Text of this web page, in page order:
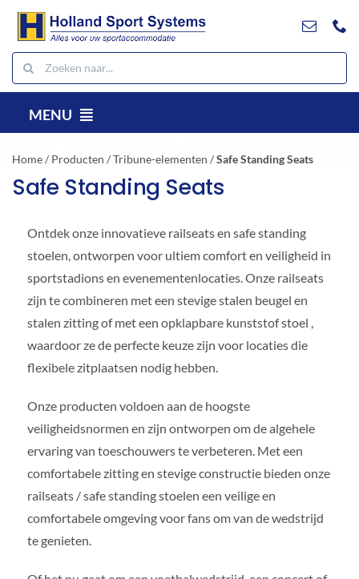
inhoud
Zoeken
naar:
MENU
Producten
Referenties
Contact
Zoeken
naar:
Home/ Producten /Tribune-elementen /Safe Standing Seats
Safe Standing Seats
Ontdek onze innovatieve railseats en safe standing
stoelen, ontworpen voor ultiem comfort en veiligheid in
sportstadions en evenementenlocaties. Onze railseats
zijn te combineren met een stevige stalen beugel en
stalen zitting of met een opklapbare kunststof stoel ,
waardoor ze de perfecte keuze zijn voor locaties die
flexibele zitplaatsen nodig hebben.
Onze producten voldoen aan de hoogste
veiligheidsnormen en zijn ontworpen om de algehele
ervaring van toeschouwers te verbeteren. Met een
comfortabele zitting en stevige constructie bieden onze
railseats / safe standing stoelen een veilige en
comfortabele omgeving voor fans om van de wedstrijd
te genieten.